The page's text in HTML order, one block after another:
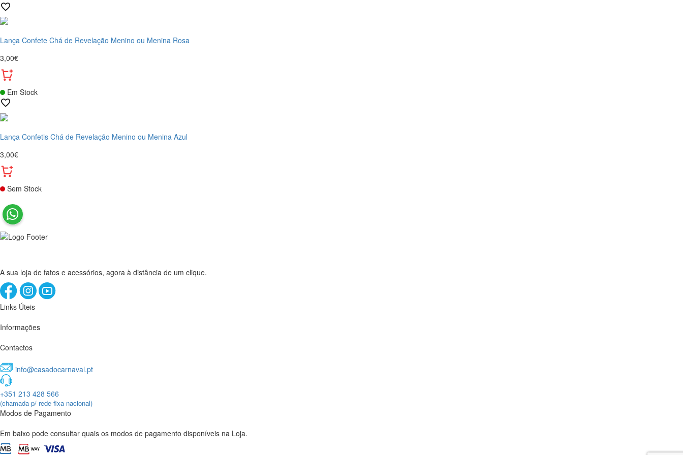
Lança Confete Chá de Revelação Menino ou Menina Rosa
3,00€
Em Stock
Lança Confetis Chá de Revelação Menino ou Menina Azul
3,00€
Sem Stock
A sua loja de fatos e acessórios, agora à distância de um clique.
Links Úteis
Informações
Contactos
info@casadocarnaval.pt
+351 213 428 566
(chamada p/ rede fixa nacional)
Modos de Pagamento
Em baixo pode consultar quais os modos de pagamento disponíveis na Loja.